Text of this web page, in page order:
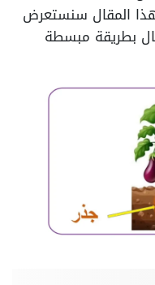
المقال سنستعرض
بطريقة مبسطة